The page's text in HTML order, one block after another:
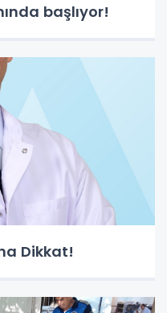
başlıyor!
Dikkat!